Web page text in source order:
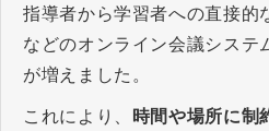
指導者から学習者への直接的
などのオンライン会議システ
が増えました。
これにより、
時間や場所に制